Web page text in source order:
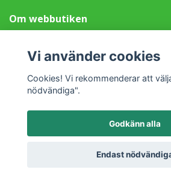
Om webbutiken
Information
Sociala medier
© 2026 Klotet i Lund Fair Trade
Vi använder cookies
Cookies! Vi rekommenderar att
nödvändiga".
Godkänn alla
Endast